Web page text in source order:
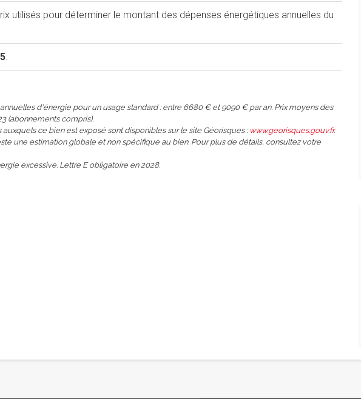
utilisés pour déterminer le montant des dépenses énergétiques annuelles du
.
d'énergie pour un usage standard : entre 6680 € et 9090 € par an. Prix moyens des
(abonnements compris).
auxquels ce bien est exposé sont disponibles sur le site Géorisques : www.georisques.gouv.fr.
une estimation globale et non spécifique au bien. Pour plus de détails, consultez votre
excessive. Lettre E obligatoire en 2028.